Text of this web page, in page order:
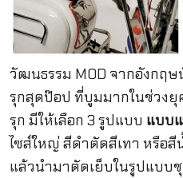
วัฒนธรรม MOD จากอังกฤ
รุกสุดป๊อป ที่บูมมากในช่วง
รุก มีให้เลือก 3 รูปแบบ แบบ
ไซส์ใหญ่ สีดำตัดสีเทา หรือ
แล้วนำมาตัดเย็บในรูปแบบ